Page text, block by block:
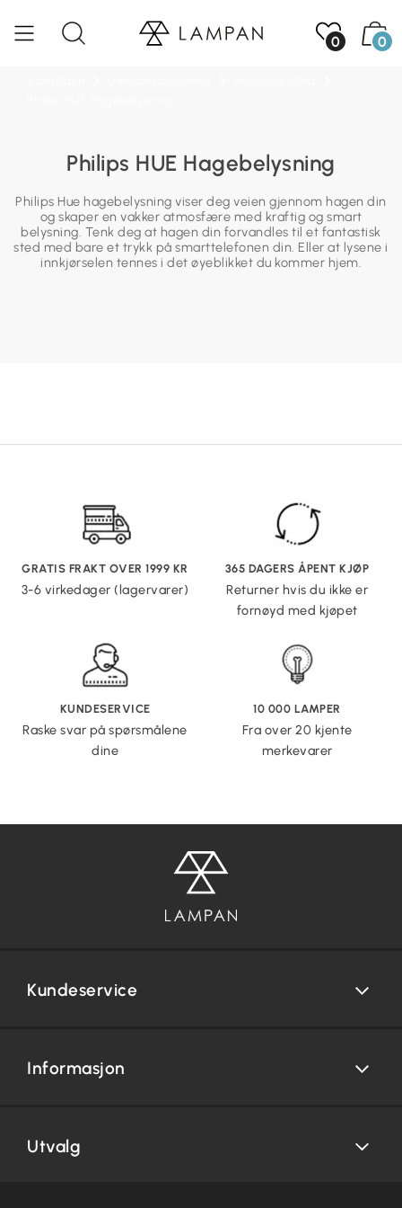
0 0
Philips HUE Hagebelysning
Philips Hue hagebelysning viser deg veien gjennom hagen din
og skaper en vakker atmosfære med kraftig og smart
belysning. Tenk deg at hagen din forvandles til et fantastisk
sted med bare et trykk på smarttelefonen din. Eller at lysene i
innkjørselen tennes i det øyeblikket du kommer hjem.
GRATIS FRAKT OVER 1999 KR
3-6 virkedager (lagervarer)
365 DAGERS ÅPENT KJØP
Returner hvis du ikke er
fornøyd med kjøpet
KUNDESERVICE
Raske svar på spørsmålene
dine
10 000 LAMPER
Fra over 20 kjente
merkevarer
Kundeservice
Informasjon
Utvalg